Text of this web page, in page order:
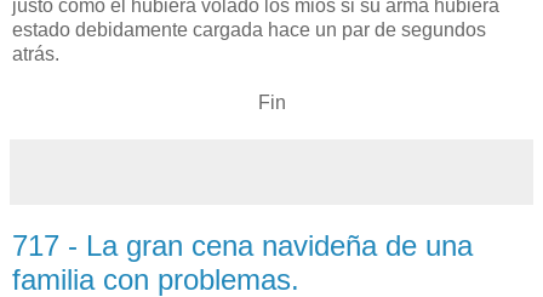
justo como él hubiera volado los mios si su arma hubiera
estado debidamente cargada hace un par de segundos
atrás.
Fin
717 - La gran cena navideña de una
familia con problemas.